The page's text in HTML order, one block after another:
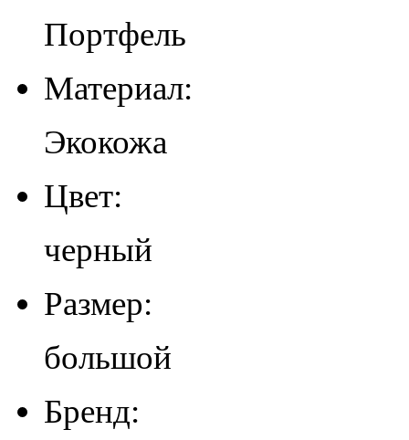
Портфель
Материал:
Экокожа
Цвет:
черный
Размер:
большой
Бренд: